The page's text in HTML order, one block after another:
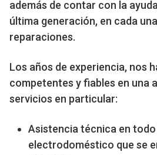
además de contar con la
última generación, en cada
reparaciones.
Los años de experiencia, nos
competentes y fiables en una
servicios en particular:
Asistencia técnica en
electrodoméstico que se